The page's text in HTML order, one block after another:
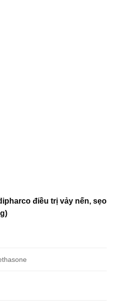
điều trị vảy nến, sẹo